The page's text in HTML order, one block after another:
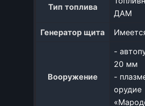
Тип топлива
ДАМ
Генератор щита
Вооружение
-
20 мм
-
орудие